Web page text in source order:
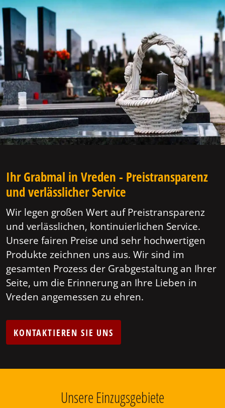
Ihr Grabmal in Vreden - Preistransparenz
und verlässlicher Service
Wir legen großen Wert auf Preistransparenz
und verlässlichen, kontinuierlichen Service.
Unsere fairen Preise und sehr hochwertigen
Produkte zeichnen uns aus. Wir sind im
gesamten Prozess der Grabgestaltung an Ihrer
Seite, um die Erinnerung an Ihre Lieben in
Vreden angemessen zu ehren.
KONTAKTIEREN SIE UNS
Unsere Einzugsgebiete